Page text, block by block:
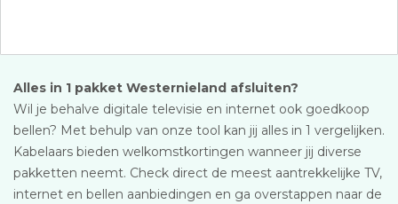
Alles in 1 pakket Westernieland afsluiten?
Wil je behalve digitale televisie en internet ook goedkoop
bellen? Met behulp van onze tool kan jij alles in 1 vergelijken.
Kabelaars bieden welkomstkortingen wanneer jij diverse
pakketten neemt. Check direct de meest aantrekkelijke TV,
internet en bellen aanbiedingen en ga overstappen naar de